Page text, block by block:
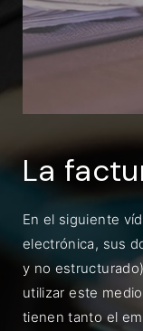
La
En el siguiente
electrónica, sus
y no
utilizar este
tienen tanto el